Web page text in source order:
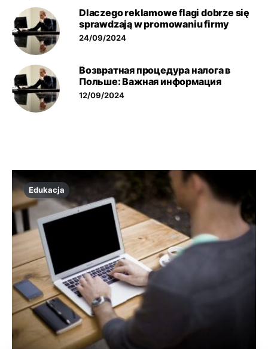
Dlaczego reklamowe flagi dobrze się
sprawdzają w promowaniu firmy
24/09/2024
Возвратная процедура налога в
Польше: Важная информация
12/09/2024
Edukacja